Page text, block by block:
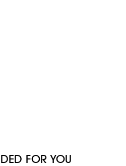
FOR YOU